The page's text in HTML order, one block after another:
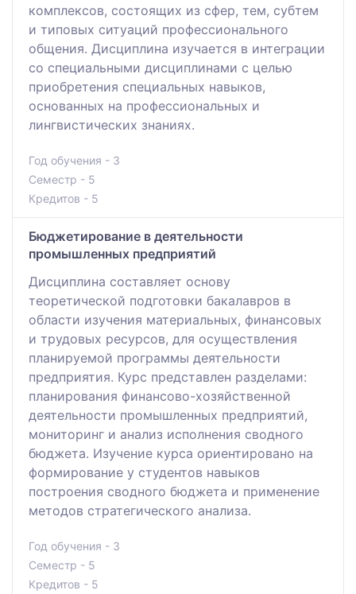
комплексов, состоящих из сфер, тем, субтем
и типовых ситуаций профессионального
общения. Дисциплина изучается в интеграции
со специальными дисциплинами с целью
приобретения специальных навыков,
основанных на профессиональных и
лингвистических знаниях.
Год обучения - 3
Семестр - 5
Кредитов - 5
Бюджетирование в деятельности
промышленных предприятий
Дисциплина составляет основу
теоретической подготовки бакалавров в
области изучения материальных, финансовых
и трудовых ресурсов, для осуществления
планируемой программы деятельности
предприятия. Курс представлен разделами:
планирования финансово-хозяйственной
деятельности промышленных предприятий,
мониторинг и анализ исполнения сводного
бюджета. Изучение курса ориентировано на
формирование у студентов навыков
построения сводного бюджета и применение
методов стратегического анализа.
Год обучения - 3
Семестр - 5
Кредитов - 5